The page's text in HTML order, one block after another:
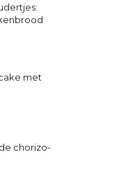
met
chorizo-